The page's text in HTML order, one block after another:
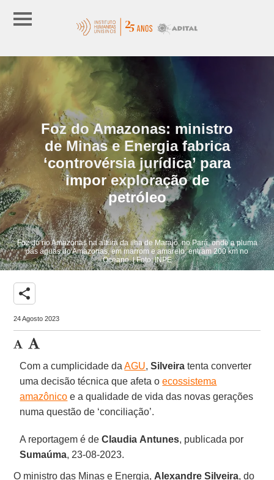
Foz do Amazonas: ministro
de Minas e Energia fabrica
‘controvérsia jurídica’ para
impor exploração de
petróleo
Foz do rio Amazonas na altura da ilha de Marajó, no Pará, onde a pluma
das águas do Amazonas, em marrom e amarelo, entram 200 km no
Oceano. | Foto: INPE
share
24 Agosto 2023
Com a cumplicidade daAGU,Silveira tenta converter
uma decisão técnica que afeta oecossistema
amazônico e a qualidade de vida das novas gerações
numa questão de ‘conciliação’.
A reportagem é deClaudia Antunes, publicada por
Sumaúma, 23-08-2023.
O ministro das Minas e Energia, Alexandre Silveira, do